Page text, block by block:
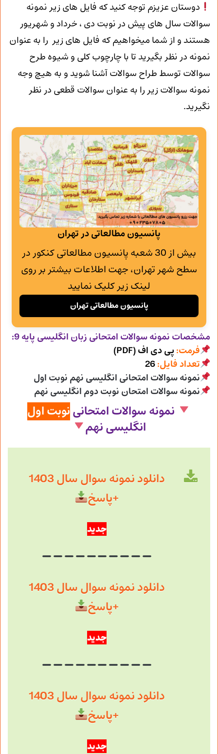
دوستان عزیزم توجه کنید که فایل های زیر نمونه
سوالات سال های پیش در نوبت دی ، خرداد و شهریور
هستند و از شما میخواهیم که فایل های زیر را به عنوان
نمونه در نظر بگیرید تا با چارچوب کلی و شیوه طرح
سوالات توسط طراح سوالات آشنا شوید و به هیچ وجه
نمونه سوالات زیر را به عنوان سوالات قطعی در نظر
نگیرید.
پانسیون مطالعاتی در تهران
بیش از 30 شعبه پانسیون مطالعاتی کنکور در
سطح شهر تهران، جهت اطلاعات بیشتر بر روی
لینک زیر کلیک نمایید
پانسیون مطالعاتی تهران
مشخصات نمونه سوالات امتحانی زبان انگلیسی پایه 9:
فرمت: پی دی اف (PDF)
تعداد فایل:26
نمونه سوالات امتحانی انگلیسی نهم نوبت اول
نمونه سوالات امتحان نوبت دوم انگلیسی نهم
نمونه سوالات امتحانینوبت اول
انگلیسی نهم
دانلود نمونه سوال سال 1403
+پاسخ
جدید
دانلود نمونه سوال سال 1403
+پاسخ
جدید
دانلود نمونه سوال سال 1403
+پاسخ
جدید